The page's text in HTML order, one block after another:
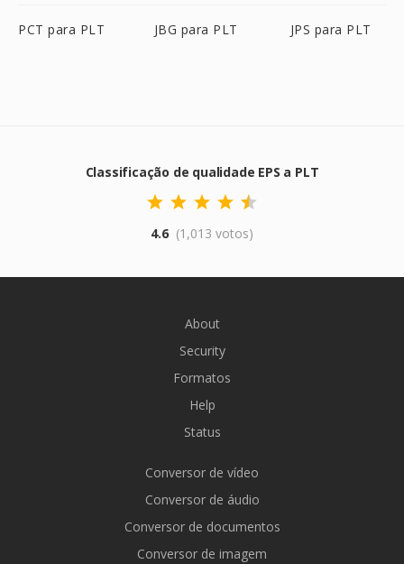
PCT para PLT JBG para PLT JPS para PLT
Classificação de qualidade EPS a PLT
4.6 (1,013 votos)
About
Security
Formatos
Help
Status
Conversor de vídeo
Conversor de áudio
Conversor de documentos
Conversor de imagem